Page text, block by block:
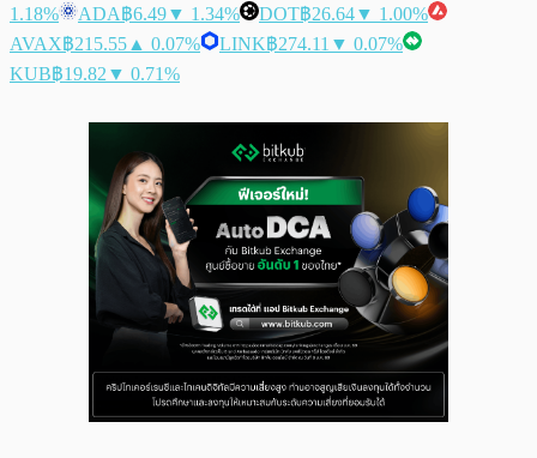
1.18%
ADA฿6.49▼ 1.34% DOT฿26.64▼ 1.00%
AVAX฿215.55 ▲ 0.07% LINK฿274.11 ▼ 0.07%
KUB฿19.82 ▼ 0.71%